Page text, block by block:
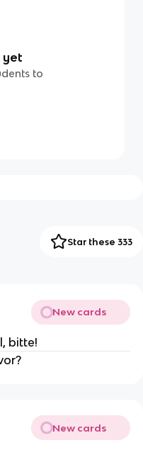
yet
to
Star these 333
New cards
bitte!
New cards